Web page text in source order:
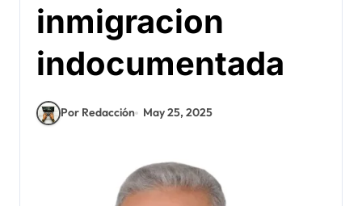
inmigracion
indocumentada
Por Redacción May 25, 2025